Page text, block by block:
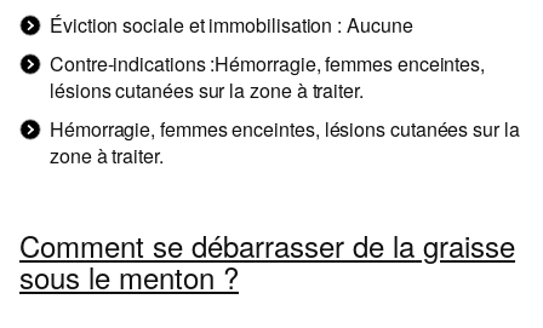
Éviction sociale et immobilisation : Aucune
Contre-indications :Hémorragie, femmes enceintes,
lésions cutanées sur la zone à traiter.
Hémorragie, femmes enceintes, lésions cutanées sur la
zone à traiter.
Comment se débarrasser de la graisse
sous le menton ?